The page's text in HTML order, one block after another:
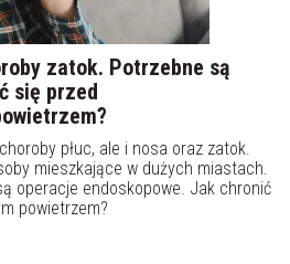
zatok. Potrzebne są
się przed
płuc, ale i nosa oraz zatok.
mieszkające w dużych miastach.
operacje endoskopowe. Jak chronić
powietrzem?